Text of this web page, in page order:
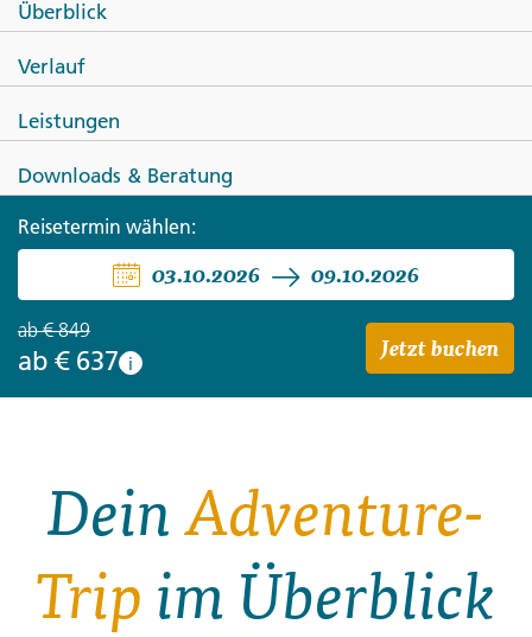
Überblick
Verlauf
Leistungen
Downloads & Beratung
Reisetermin wählen:
03.10.2026 09.10.2026
ab€ 849
ab € 637 i Jetzt buchen
DeinAdventure-
Trip im Überblick